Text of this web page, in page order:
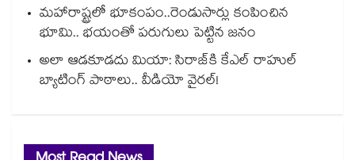
మహారాష్ట్రలో భూకంపం..రెండుసార్లు కంపించిన
భూమి.. భయంతో పరుగులు పెట్టిన జనం
అలా ఆడకూడదు మియా: సిరాజ్‌కి కేఎల్ రాహుల్
బ్యాటింగ్ పాఠాలు.. వీడియో వైరల్!